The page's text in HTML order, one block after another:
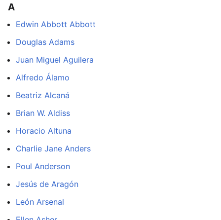
A
Edwin Abbott Abbott
Douglas Adams
Juan Miguel Aguilera
Alfredo Álamo
Beatriz Alcaná
Brian W. Aldiss
Horacio Altuna
Charlie Jane Anders
Poul Anderson
Jesús de Aragón
León Arsenal